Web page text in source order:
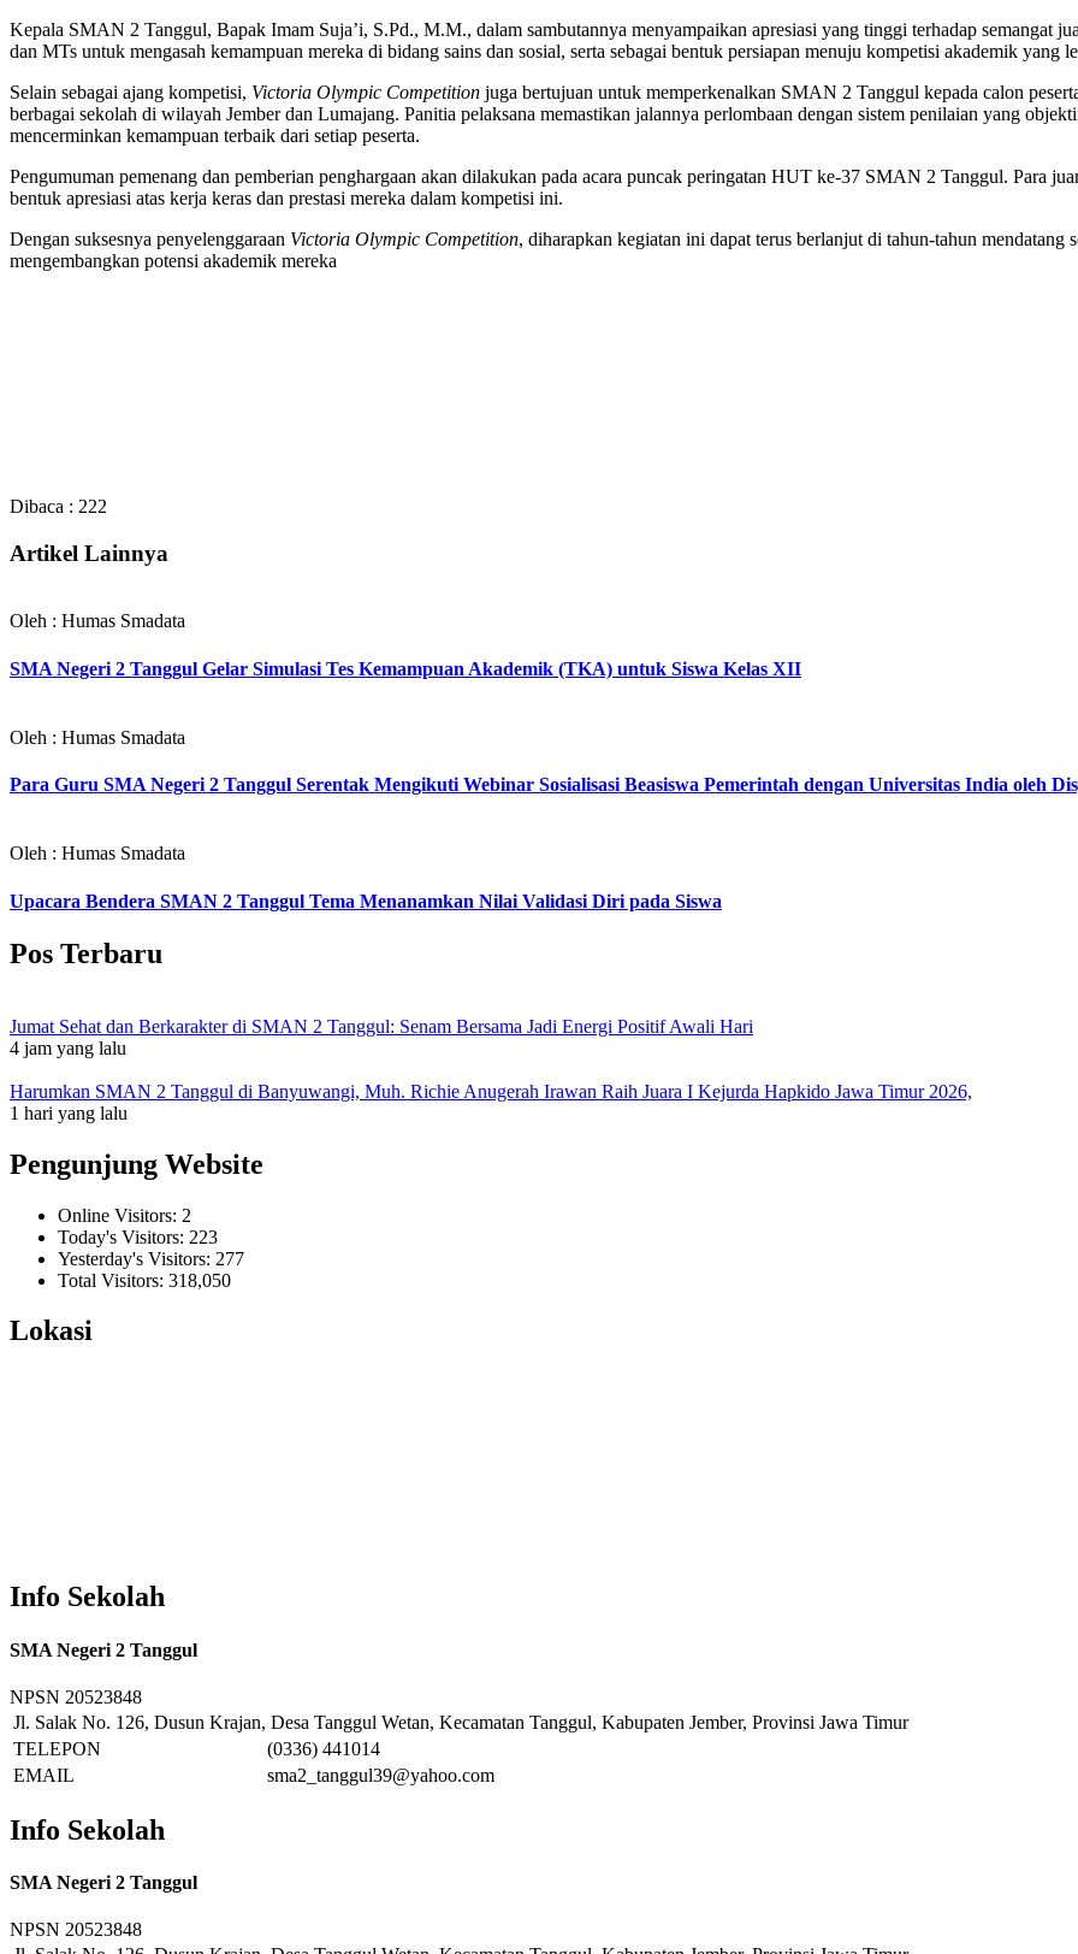
Kepala SMAN 2 Tanggul, Bapak Imam Suja’i, S.Pd., M.M., dalam sambutannya menyampaikan apresiasi yang tinggi terhadap semangat
dan MTs untuk mengasah kemampuan mereka di bidang sains dan sosial, serta sebagai bentuk persiapan menuju kompetisi akademik yang
Selain sebagai ajang kompetisi, Victoria Olympic Competition juga bertujuan untuk memperkenalkan SMAN 2 Tanggul kepada calon
berbagai sekolah di wilayah Jember dan Lumajang. Panitia pelaksana memastikan jalannya perlombaan dengan sistem penilaian yang
mencerminkan kemampuan terbaik dari setiap peserta.
Pengumuman pemenang dan pemberian penghargaan akan dilakukan pada acara puncak peringatan HUT ke-37 SMAN 2 Tanggul. Para
bentuk apresiasi atas kerja keras dan prestasi mereka dalam kompetisi ini.
Dengan suksesnya penyelenggaraan Victoria Olympic Competition, diharapkan kegiatan ini dapat terus berlanjut di tahun-tahun mendatang
mengembangkan potensi akademik mereka
Dibaca : 222
Artikel Lainnya
Oleh : Humas Smadata
SMA Negeri 2 Tanggul Gelar Simulasi Tes Kemampuan Akademik (TKA) untuk Siswa Kelas XII
Oleh : Humas Smadata
Para Guru SMA Negeri 2 Tanggul Serentak Mengikuti Webinar Sosialisasi Beasiswa Pemerintah dengan Universitas India oleh
Oleh : Humas Smadata
Upacara Bendera SMAN 2 Tanggul Tema Menanamkan Nilai Validasi Diri pada Siswa
Pos Terbaru
Jumat Sehat dan Berkarakter di SMAN 2 Tanggul: Senam Bersama Jadi Energi Positif Awali Hari
4 jam yang lalu
Harumkan SMAN 2 Tanggul di Banyuwangi, Muh. Richie Anugerah Irawan Raih Juara I Kejurda Hapkido Jawa Timur 2026,
1 hari yang lalu
Pengunjung Website
Online Visitors: 2
Today's Visitors: 223
Yesterday's Visitors: 277
Total Visitors: 318,050
Lokasi
Info Sekolah
SMA Negeri 2 Tanggul
NPSN 20523848
Jl. Salak No. 126, Dusun Krajan, Desa Tanggul Wetan, Kecamatan Tanggul, Kabupaten Jember, Provinsi Jawa Timur
TELEPON
(0336) 441014
EMAIL
sma2_tanggul39@yahoo.com
Info Sekolah
SMA Negeri 2 Tanggul
NPSN 20523848